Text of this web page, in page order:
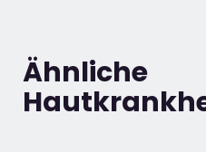
Ähnliche